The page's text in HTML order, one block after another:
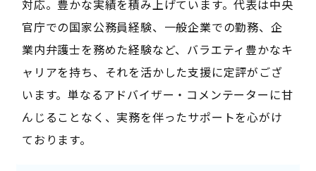
対応。豊かな実績を積み上げています。代表は中央
官庁での国家公務員経験、一般企業での勤務、企
業内弁護士を務めた経験など、バラエティ豊かなキ
ャリアを持ち、それを活かした支援に定評がござ
います。単なるアドバイザー・コメンテーターに甘
んじることなく、実務を伴ったサポートを心がけ
ております。